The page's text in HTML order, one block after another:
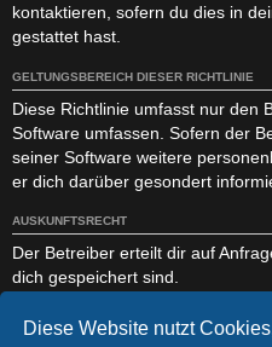
Diese Website nutzt
kontaktieren, sofern du dies in
gestattet hast.
GELTUNGSBEREICH DIESER RICHTLINIE
Diese Richtlinie umfasst nur den
Software umfassen. Sofern der
seiner Software weitere
er dich darüber gesondert
AUSKUNFTSRECHT
Der Betreiber erteilt dir auf
dich gespeichert sind.
Du kannst jederzeit die
verlangen. Kontaktiere hierzu